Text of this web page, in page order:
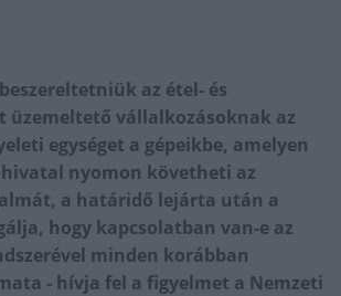
az étel- és
vállalkozásoknak az
egységet a gépeikbe, amelyen
nyomon követheti az
a határidő lejárta után a
hogy kapcsolatban van-e az
minden korábban
- hívja fel a figyelmet a Nemzeti